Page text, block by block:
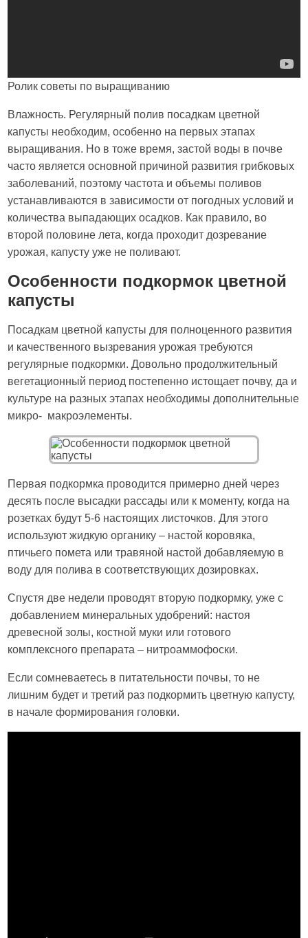
Ролик советы по выращиванию
Влажность. Регулярный полив посадкам цветной
капусты необходим, особенно на первых этапах
выращивания. Но в тоже время, застой воды в почве
часто является основной причиной развития грибковых
заболеваний, поэтому частота и объемы поливов
устанавливаются в зависимости от погодных условий и
количества выпадающих осадков. Как правило, во
второй половине лета, когда проходит дозревание
урожая, капусту уже не поливают.
Особенности подкормок цветной
капусты
Посадкам цветной капусты для полноценного развития
и качественного вызревания урожая требуются
регулярные подкормки. Довольно продолжительный
вегетационный период постепенно истощает почву, да и
культуре на разных этапах необходимы дополнительные
микро- макроэлементы.
Первая подкормка проводится примерно дней через
десять после высадки рассады или к моменту, когда на
розетках будут 5-6 настоящих листочков. Для этого
используют жидкую органику – настой коровяка,
птичьего помета или травяной настой добавляемую в
воду для полива в соответствующих дозировках.
Спустя две недели проводят вторую подкормку, уже с
добавлением минеральных удобрений: настоя
древесной золы, костной муки или готового
комплексного препарата – нитроаммофоски.
Если сомневаетесь в питательности почвы, то не
лишним будет и третий раз подкормить цветную капусту,
в начале формирования головки.